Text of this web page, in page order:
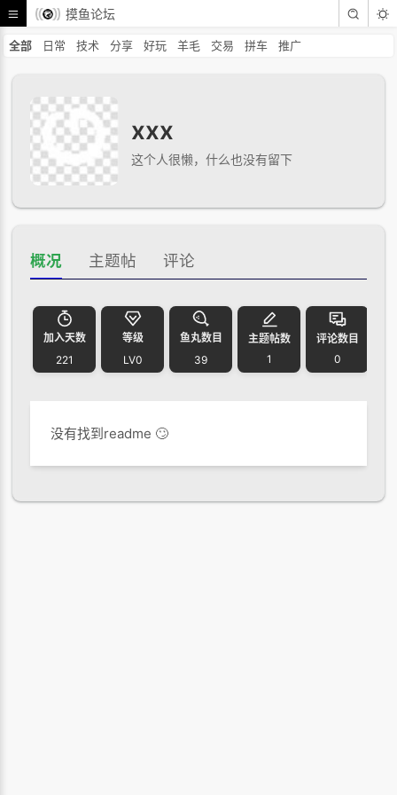
摸鱼论坛
全部 日常 技术 分享 好玩 羊毛 交易 拼车 推广
xxx
这个人很懒，什么也没有留下
概况 主题帖 评论
加入天数
221
等级
LV0
鱼丸数目
39
主题帖数
1
评论数目
0
没有找到readme 🙄